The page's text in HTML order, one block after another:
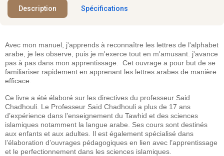
Description Spécifications
Avec mon manuel, j'apprends à reconnaître les lettres de l'alphabet
arabe, je les observe, puis je m'exerce tout en m'amusant. j'avance
pas à pas dans mon apprentissage. Cet ouvrage a pour but de se
familiariser rapidement en apprenant les lettres arabes de manière
efficace.
Ce livre a été élaboré sur les directives du professeur Said
Chadhouli. Le Professeur Saïd Chadhouli a plus de 17 ans
d’expérience dans l’enseignement du Tawhid et des sciences
islamiques notamment la langue arabe. Ses cours sont destinés
aux enfants et aux adultes. Il est également spécialisé dans
l’élaboration d’ouvrages pédagogiques en lien avec l’apprentissage
et le perfectionnement dans les sciences islamiques.